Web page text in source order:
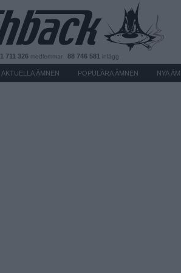
1 711 326 medlemmar 88 746 581 inlägg
AKTUELLA ÄMNEN POPULÄRA ÄMNEN NYA